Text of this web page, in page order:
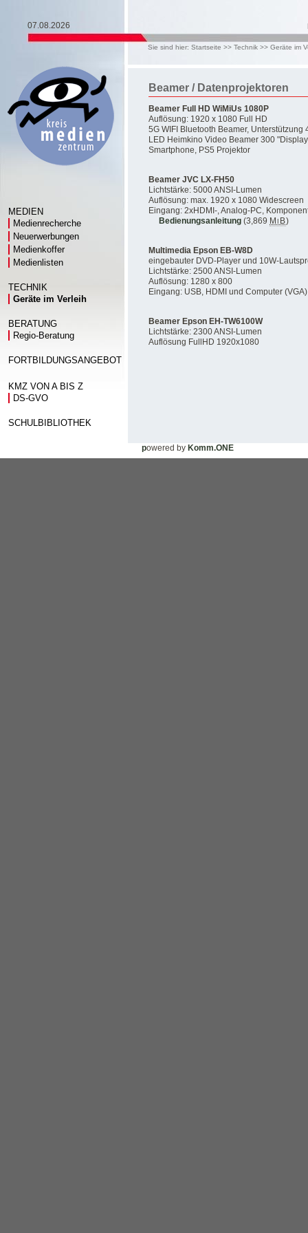
07.08.2026
Sie sind hier: Startseite >> Technik >> Geräte im
MEDIEN
Medienrecherche
Neuerwerbungen
Medienkoffer
Medienlisten
TECHNIK
Geräte im Verleih
BERATUNG
Regio-Beratung
FORTBILDUNGSANGEBOT
KMZ VON A BIS Z
DS-GVO
SCHULBIBLIOTHEK
Beamer / Datenprojektoren
Beamer Full HD WiMiUs 1080P
Auflösung: 1920 x 1080 Full HD
5G WIFI Bluetooth Beamer, Unterstützung
LED Heimkino Video Beamer 300
Smartphone, PS5 Projektor
Beamer JVC LX-FH50
Lichtstärke: 5000 ANSI-Lumen
Auflösung: max. 1920 x 1080 Widescreen
Eingang: 2xHDMI-, Analog-PC,
Bedienungsanleitung (3,869 MiB)
Multimedia Epson EB-W8D
eingebauter DVD-Player und 10W-
Lichtstärke: 2500 ANSI-Lumen
Auflösung: 1280 x 800
Eingang: USB, HDMI und Computer (VGA)
Beamer Epson EH-TW6100W
Lichtstärke: 2300 ANSI-Lumen
Auflösung FullHD 1920x1080
powered by Komm.ONE